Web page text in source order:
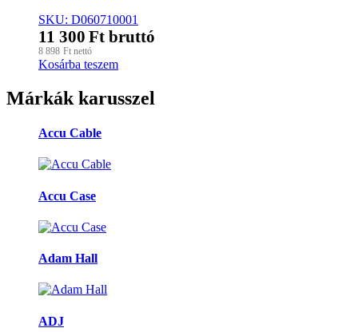
SKU: D060710001
11 300 Ft bruttó
8 898 Ft nettó
Kosárba teszem
Márkák karusszel
Accu Cable
Accu Case
Adam Hall
ADJ